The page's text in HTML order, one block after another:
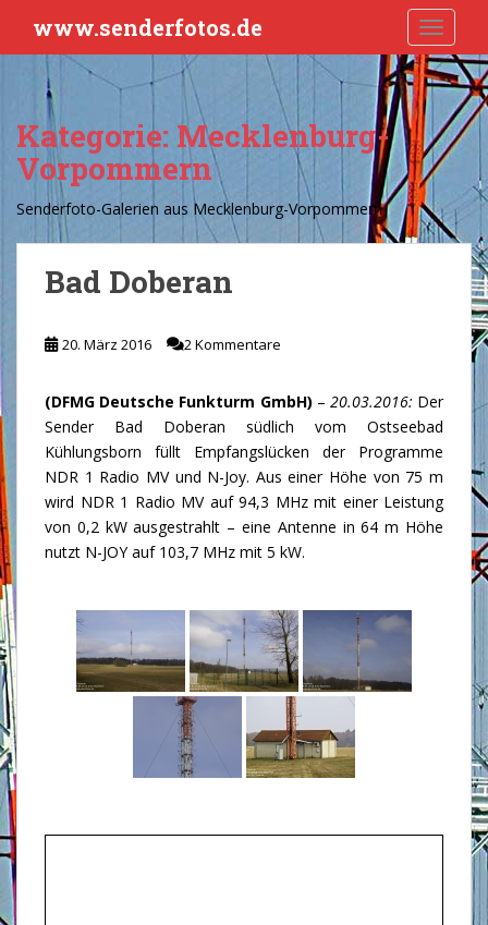
i
t
www.senderfotos.de
Kategorie: Mecklenburg-
Vorpommern
Senderfoto-Galerien aus Mecklenburg-Vorpommern
Bad Doberan
20. März 2016 2 Kommentare
(DFMG Deutsche Funkturm GmbH) – 20.03.2016: Der
Sender Bad Doberan südlich vom Ostseebad
Kühlungsborn füllt Empfangslücken der Programme
NDR 1 Radio MV und N-Joy. Aus einer Höhe von 75 m
wird NDR 1 Radio MV auf 94,3 MHz mit einer Leistung
von 0,2 kW ausgestrahlt – eine Antenne in 64 m Höhe
nutzt N-JOY auf 103,7 MHz mit 5 kW.